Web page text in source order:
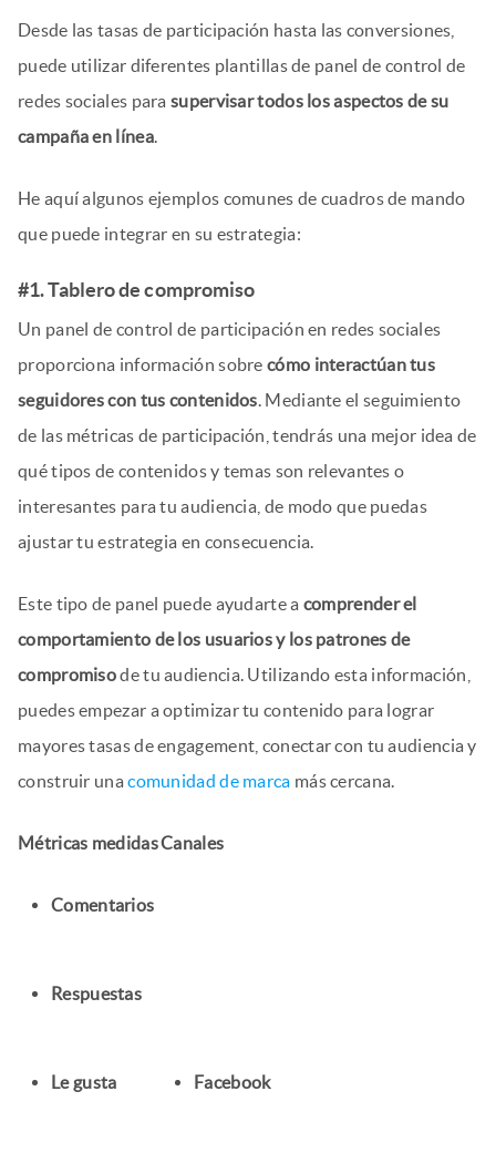
Desde las tasas de participación hasta las conversiones,
puede utilizar diferentes plantillas de panel de control de
redes sociales parasupervisar todos los aspectos de su
campaña en línea.
He aquí algunos ejemplos comunes de cuadros de mando
que puede integrar en su estrategia:
#1. Tablero de compromiso
Un panel de control de participación en redes sociales
proporciona información sobrecómo interactúan tus
seguidores con tus contenidos. Mediante el seguimiento
de las métricas de participación, tendrás una mejor idea de
qué tipos de contenidos y temas son relevantes o
interesantes para tu audiencia, de modo que puedas
ajustar tu estrategia en consecuencia.
Este tipo de panel puede ayudarte a comprender el
comportamiento de los usuarios y los patrones de
compromisode tu audiencia. Utilizando esta información,
puedes empezar a optimizar tu contenido para lograr
mayores tasas de engagement, conectar con tu audiencia y
construir unacomunidad de marca más cercana.
Métricas medidasCanales
Comentarios
Respuestas
Le gusta Facebook